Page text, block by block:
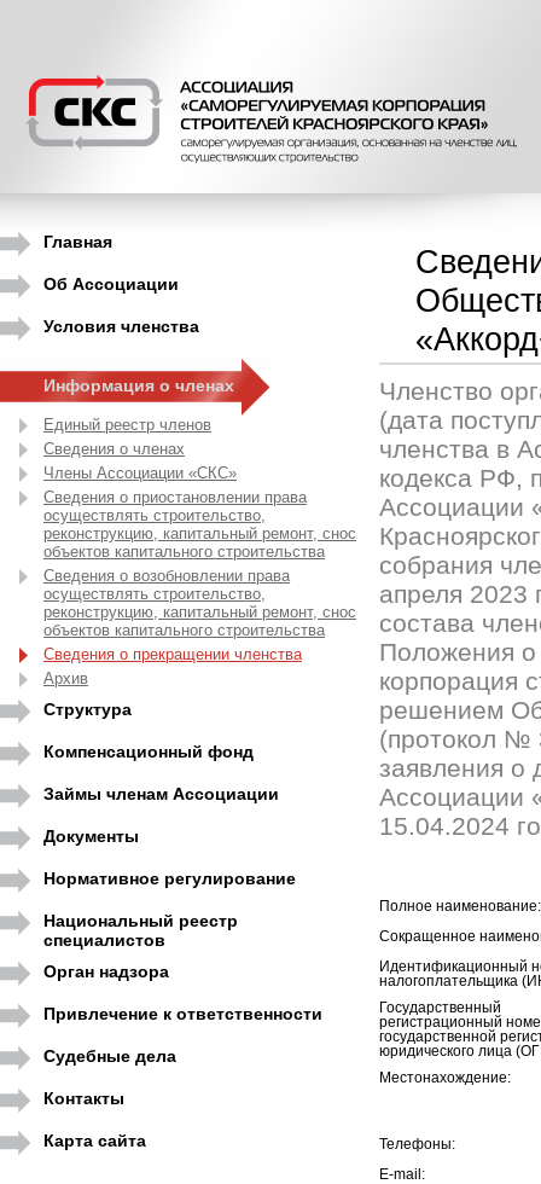
Главная
Об Ассоциации
Условия членства
Информация о членах
Единый реестр членов
Сведения о членах
Члены Ассоциации «СКС»
Сведения о приостановлении права
осуществлять строительство,
реконструкцию, капитальный ремонт, снос
объектов капитального строительства
Сведения о возобновлении права
осуществлять строительство,
реконструкцию, капитальный ремонт, снос
объектов капитального строительства
Сведения о прекращении членства
Архив
Структура
Компенсационный фонд
Займы членам Ассоциации
Документы
Нормативное регулирование
Национальный реестр
специалистов
Орган надзора
Привлечение к ответственности
Судебные дела
Контакты
Карта сайта
Членство
(дата
членства в
кодекса РФ,
Ассоциации
собрания
апреля 2023
состава
Положения о
корпорация
решением
(протокол №
заявления о
Ассоциации
15.04.2024
Полное наименование:
Сокращенное
Идентификационный
налогоплательщика
Государственный
регистрационный
государственной
юридического лица
Местонахождение:
Телефоны:
E-mail: